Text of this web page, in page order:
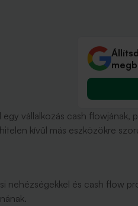
vállalkozás cash flowjának,
kívül más eszközökre
nehézségekkel és cash flow